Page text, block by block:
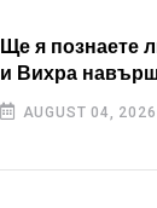
Ще я познаете
и Вихра
AUGUST 04, 2026